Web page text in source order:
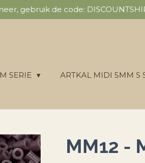
gebruik de code:
SERIE ARTKAL MIDI 5MM S
MM12 -